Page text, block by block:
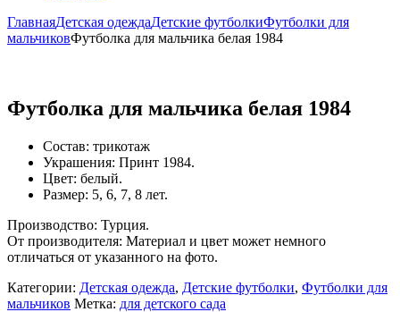
ГлавнаяДетская одеждаДетские футболкиФутболки для
мальчиковФутболка для мальчика белая 1984
Футболка для мальчика белая 1984
Состав: трикотаж
Украшения: Принт 1984.
Цвет: белый.
Размер: 5, 6, 7, 8 лет.
Производство: Турция.
От производителя: Материал и цвет может немного
отличаться от указанного на фото.
Категории: Детская одежда, Детские футболки, Футболки для
мальчиков Метка: для детского сада